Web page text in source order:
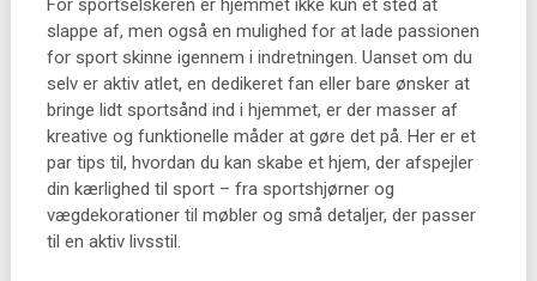
For sportselskeren er hjemmet ikke kun et sted at
slappe af, men også en mulighed for at lade passionen
for sport skinne igennem i indretningen. Uanset om du
selv er aktiv atlet, en dedikeret fan eller bare ønsker at
bringe lidt sportsånd ind i hjemmet, er der masser af
kreative og funktionelle måder at gøre det på. Her er et
par tips til, hvordan du kan skabe et hjem, der afspejler
din kærlighed til sport – fra sportshjørner og
vægdekorationer til møbler og små detaljer, der passer
til en aktiv livsstil.